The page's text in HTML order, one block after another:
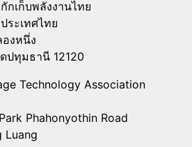
กเก็บพลังงานไทย
ระเทศไทย
งหนึ่ง
ปทุมธานี 12120
Technology Association
Phahonyothin Road
Luang